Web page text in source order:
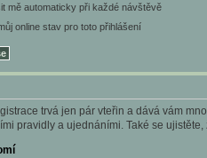
mě automaticky při každé návštěvě
online stav pro toto přihlášení
trvá jen pár vteřin a dává vám
pravidly a ujednáními. Také se